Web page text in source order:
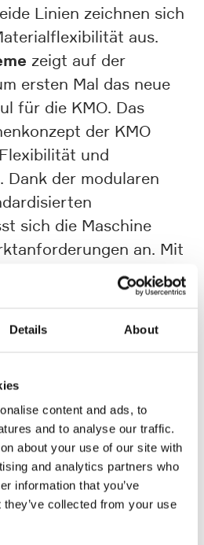
Details About
content and ads, to
and to analyse our traffic.
about your use of our site with
and analytics partners who
information that you’ve
collected from your use
Linien zeichnen sich
aus.
zeigt auf der
ersten Mal das neue
für die KMO. Das
der KMO
und
der modularen
sich die Maschine
an. Mit
adressiert
die wachsende
im
und decken
Vorgaben der
KMO Modul zeichnet
seitlichem
Es ermöglicht eine
vollständig